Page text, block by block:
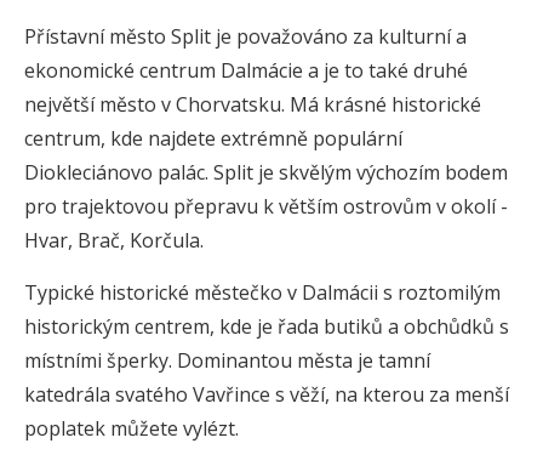
Přístavní město Split je považováno za kulturní a
ekonomické centrum Dalmácie a je to také druhé
největší město v Chorvatsku. Má krásné historické
centrum, kde najdete extrémně populární
Diokleciánovo palác. Split je skvělým výchozím bodem
pro trajektovou přepravu k větším ostrovům v okolí -
Hvar, Brač, Korčula.
Typické historické městečko v Dalmácii s roztomilým
historickým centrem, kde je řada butiků a obchůdků s
místními šperky. Dominantou města je tamní
katedrála svatého Vavřince s věží, na kterou za menší
poplatek můžete vylézt.